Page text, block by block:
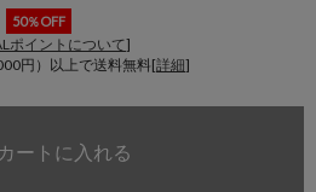
50％OFF
ポイントについて]
円）以上で送料無料[詳細]